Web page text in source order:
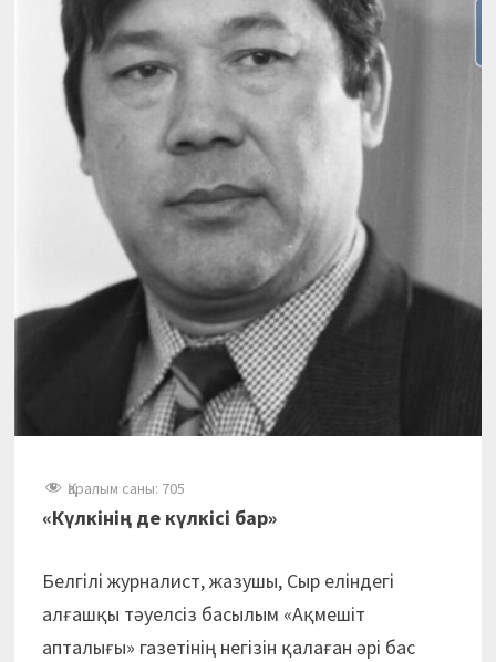
Қаралым саны: 705
«Күлкінің де күлкісі бар»
Белгілі журналист, жазушы, Сыр еліндегі
алғашқы тәуелсіз басылым «Ақмешіт
апталығы» газетінің негізін қалаған әрі бас